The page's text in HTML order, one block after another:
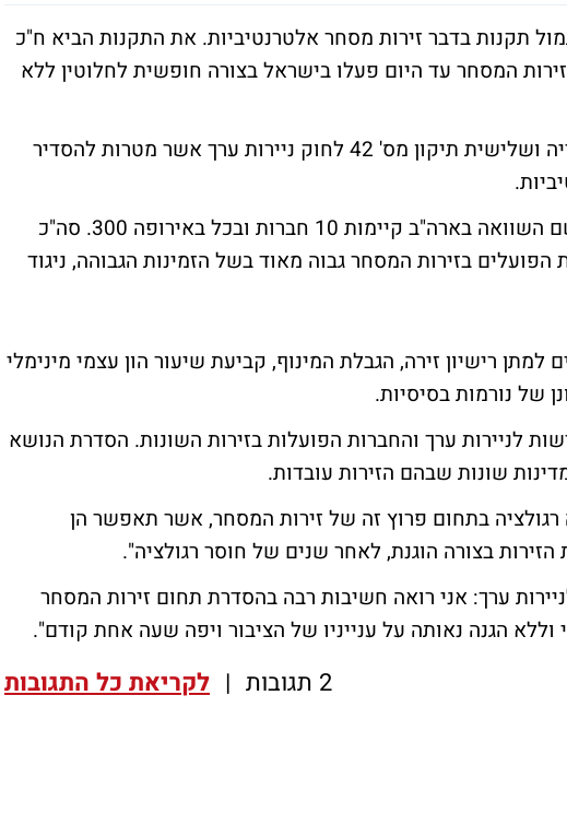
תקנות בדבר זירות מסחר אלטרנטיביות. את התקנות הביא ח"כ
המסחר עד היום פעלו בישראל בצורה חופשית לחלוטין ללא
בשנת 2010 עבר בכנסת בקריאה שנייה ושלישית תיקון מס' 42 לחוק ניירות ערך אשר מטרות להסדיר
השוק בישראל כולל 8-10 חברות. לשם השוואה בארה"ב קיימות 10 חברות ובכל באירופה 300. סה"כ
ללקוחות הפועלים בזירות המסחר גבוה מאוד בשל הזמינות הגבוהה, ניגוד
רישיון זירה, הגבלת המינוף, קביעת שיעור הון עצמי מינימלי
של נורמות בסיסיות.
לניירות ערך והחברות הפועלות בזירות השונות. הסדרת הנושא
שונות שבהם הזירות עובדות.
בתחום פרוץ זה של זירות המסחר, אשר תאפשר הן
בצורה הוגנת, לאחר שנים של חוסר רגולציה".
ערך: אני רואה חשיבות רבה בהסדרת תחום זירות המסחר
הגנה נאותה על ענייניו של הציבור ויפה שעה אחת קודם".
2 תגובות | לקריאת כל התגובות